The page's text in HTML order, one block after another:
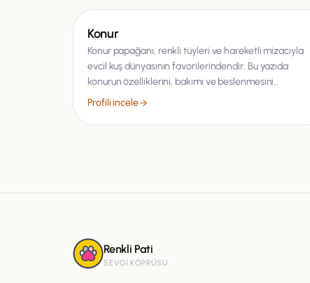
Konur
Konur papağanı, renkli tüyleri ve hareketli mizacıyla
evcil kuş dünyasının favorilerindendir. Bu yazıda
konurun özelliklerini, bakımı ve beslenmesini…
Profili incele
Renkli Pati
SEVGI KÖPRÜSÜ